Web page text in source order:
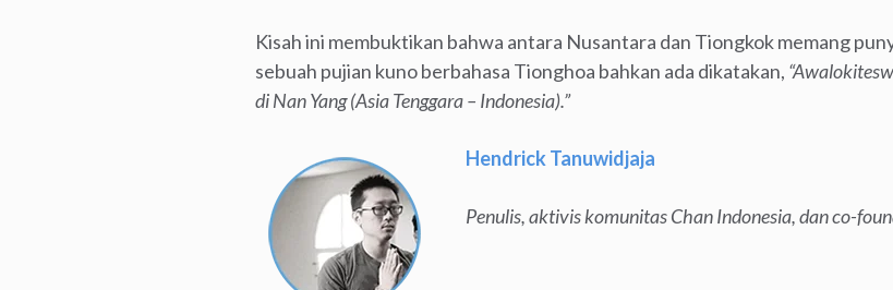
Kisah ini membuktikan bahwa antara Nusantara dan Tiongkok memang
sebuah pujian kuno berbahasa Tionghoa bahkan ada dikatakan,
di Nan Yang (Asia Tenggara – Indonesia).”
Hendrick Tanuwidjaja
Penulis, aktivis komunitas Chan Indonesia, dan co-